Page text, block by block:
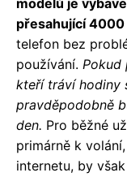
modelů je
přesahující 4000
telefon bez
používání. Pokud
kteří tráví hodiny
pravděpodobně
den. Pro běžné
primárně k
internetu, by